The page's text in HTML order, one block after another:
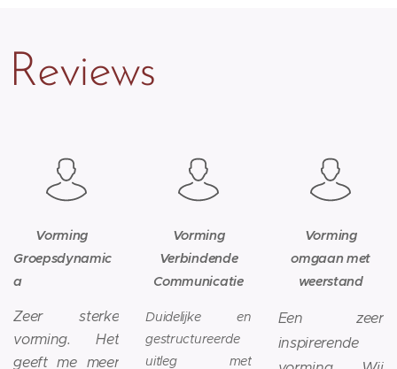
Reviews
Vorming
Groepsdynamic
a
Zeer sterke
vorming. Het
geeft me meer
Vorming
Verbindende
Communicatie
Duidelijke en
gestructureerde
uitleg met
Vorming
omgaan met
weerstand
Een
zeer
inspirerende